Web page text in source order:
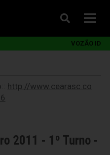
VOZÃO ID
http://www.cearasc.co
2011 - 1º Turno -